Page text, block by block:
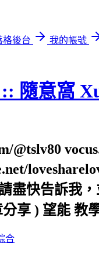
格後台
我的帳號
隨意窩
@tslv80
盡快告訴我
享 ) 望能 教
合